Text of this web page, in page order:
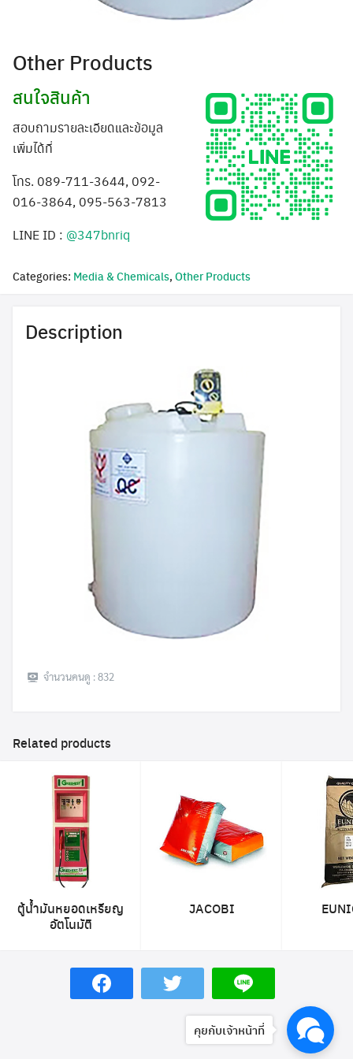
Other Products
สนใจสินค้า
สอบถามรายละเอียดและข้อมูล
เพิ่มได้ที่
โทร. 089-711-3644, 092-
016-3864, 095-563-7813
LINE ID : @347bnriq
Categories: Media & Chemicals, Other Products
Description
จำนวนคนดู :832
Related products
ตู้น้ำมันหยอดเหรียญ
อัตโนมัติ
JACOBI
คุยกับเจ้าหน้าที่